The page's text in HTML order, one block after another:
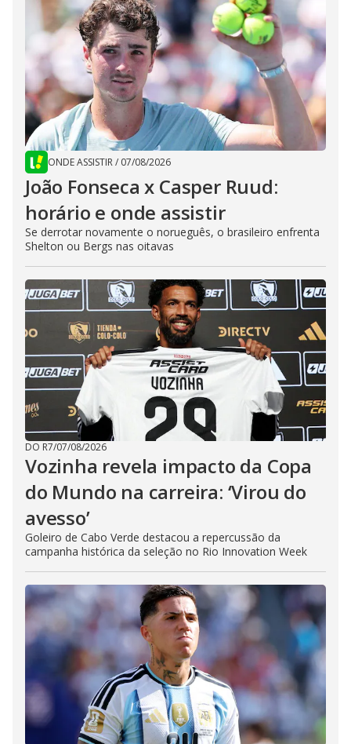
ONDE ASSISTIR/ 07/08/2026
João Fonseca x Casper Ruud:
horário e onde assistir
Se derrotar novamente o norueguês, o brasileiro enfrenta
Shelton ou Bergs nas oitavas
DO R7/07/08/2026
Vozinha revela impacto da Copa
do Mundo na carreira: ‘Virou do
avesso’
Goleiro de Cabo Verde destacou a repercussão da
campanha histórica da seleção no Rio Innovation Week